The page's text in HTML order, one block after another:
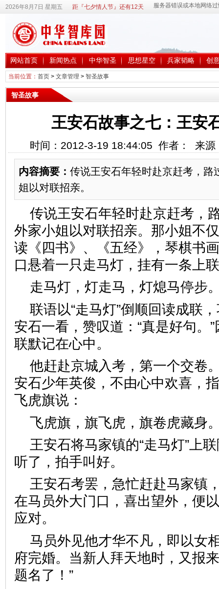
2026年8月7日 星期五 距『七夕情人节』还有12天
网站首页 新闻热点 中华智圣 思想星空 兵家韬略 创
当前位置： 首页> 文章管理 > 智圣故事
智圣故事
王安石故事之七：王安
时间：2012-3-19 18:44:05 作者： 来
内容摘要： 传说王安石年轻时赴京赶考，路
姐以对联招亲。
传说王安石年轻时赴京赶考，
外家小姐以对联招亲。那小姐不
读《四书》、《五经》，琴棋书
口悬着一只走马灯，挂有一条上
走马灯，灯走马，灯熄马停步
联语以“走马灯”倒顺回读成联
安石一看，赞叹道：“真是好句。
联默记在心中。
他赶赴京城入考，第一个交卷
安石少年英俊，不由心中欢喜，
飞虎旗说：
飞虎旗，旗飞虎，旗卷虎藏身
王安石将马家镇的“走马灯”上
听了，拍手叫好。
王安石考罢，急忙赶赴马家镇
在马员外大门口，喜出望外，便
应对。
马员外见他才华不凡，即以女
府完婚。当新人拜天地时，又报
题名了！”